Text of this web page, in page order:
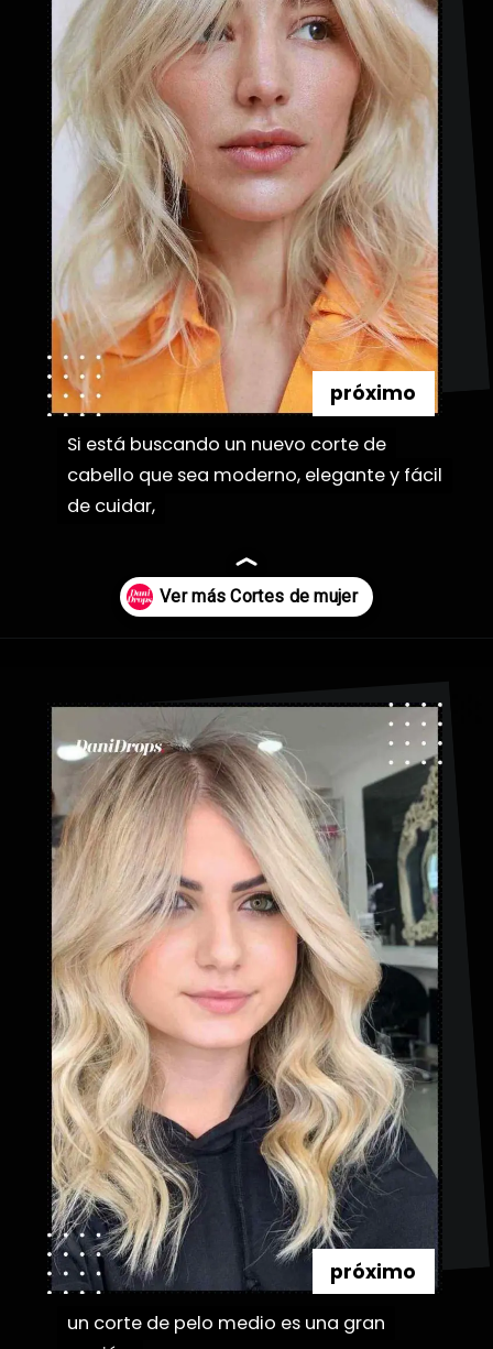
Si está buscando un nuevo corte de
cabello que sea moderno, elegante y fácil
de cuidar,
Si está buscando un nuevo corte de
cabello que sea moderno, elegante y fácil
de cuidar,
próximo
un corte de pelo medio es una gran
un corte de pelo medio es una gran
próximo